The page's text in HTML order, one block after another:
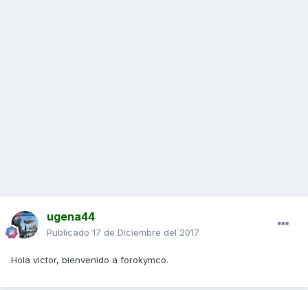
ugena44
Publicado 17 de Diciembre del 2017
Hola victor, bienvenido a forokymco.